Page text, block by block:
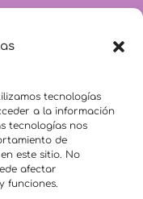
tecnologías
a la información
tecnologías nos
de
este sitio. No
afectar
funciones.